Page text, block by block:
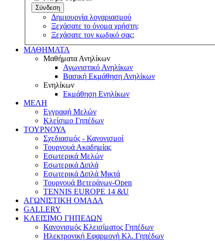
Δημιουργία λογαριασμού
Ξεχάσατε το όνομα χρήστη;
Ξεχάσατε τον κωδικό σας;
ΜΑΘΗΜΑΤΑ
Μαθήματα Ανηλίκων
Αγωνιστικό Ανηλίκων
Βασική Εκμάθηση Ανηλίκων
Ενηλίκων
Εκμάθηση Ενηλίκων
ΜΕΛΗ
Εγγραφή Μελών
Κλείσιμο Γηπέδων
ΤΟΥΡΝΟΥΑ
Σχεδιασμός - Κανονισμοί
Τουρνουά Ακαδημίας
Εσωτερικά Μελών
Εσωτερικά Διπλά
Εσωτερικά Διπλά Μικτά
Τουρνουά Βετεράνων-Open
TENNIS EUROPE 14 &U
ΑΓΩΝΙΣΤΙΚΗ ΟΜΑΔΑ
GALLERY
ΚΛΕΙΣΙΜΟ ΓΗΠΕΔΩΝ
Κανονισμός Κλεισίματος Γηπέδων
Ηλεκτρονική Εφαρμογή Κλ. Γηπέδων